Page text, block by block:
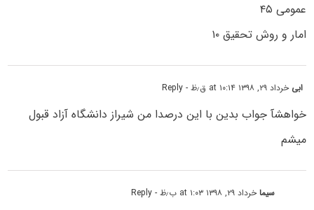
عمومی ۴۵
امار و روش تحقیق ۱۰
ابی خرداد ۲۹, ۱۳۹۸ at ۱۰:۱۴ ق٫ظ - Reply
خواهشآ جواب بدین با این درصدا من شیراز دانشگاه آزاد قبول
میشم
سیماخرداد ۲۹, ۱۳۹۸ at ۱:۰۳ ب٫ظ - Reply